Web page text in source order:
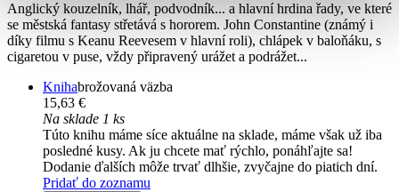
Anglický kouzelník, lhář, podvodník... a hlavní hrdina řady, ve které
se městská fantasy střetává s hororem. John Constantine (známý i
díky filmu s Keanu Reevesem v hlavní roli), chlápek v baloňáku, s
cigaretou v puse, vždy připravený urážet a podrážet...
Knihabrožovaná väzba
15,63 €
Na sklade 1 ks
Túto knihu máme síce aktuálne na sklade, máme však už iba
posledné kusy. Ak ju chcete mať rýchlo, ponáhľajte sa!
Dodanie ďalších môže trvať dlhšie, zvyčajne do piatich dní.
Pridať do zoznamu